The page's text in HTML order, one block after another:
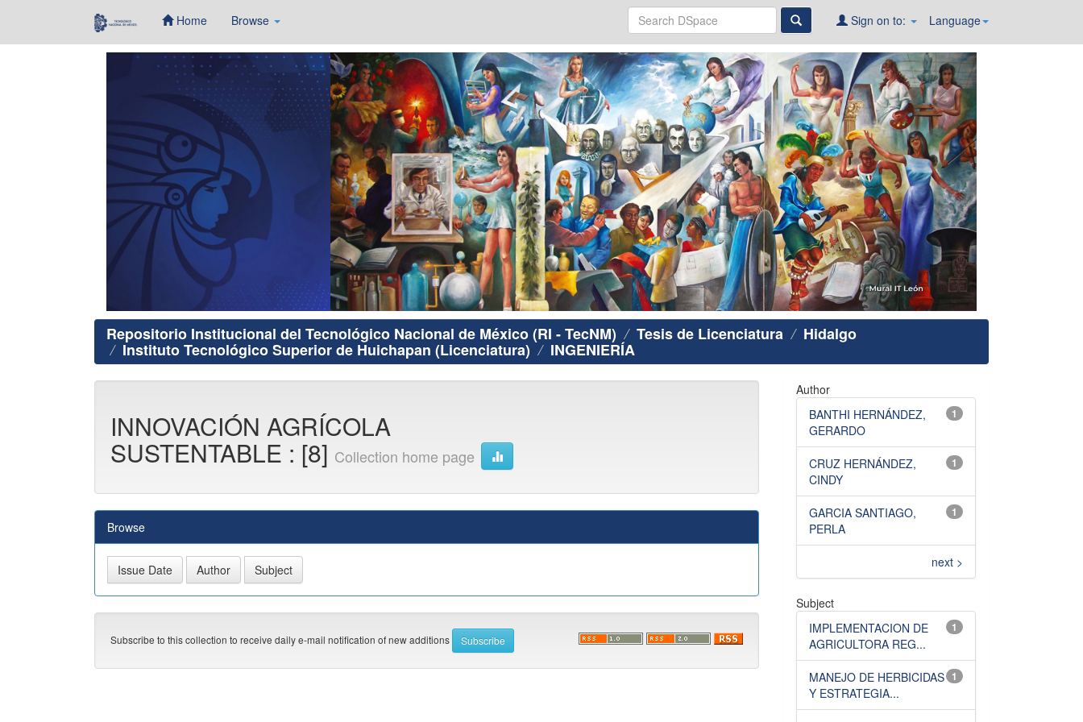
Home Browse Language
Sign on to:
Repositorio Institucional del Tecnológico Nacional de México (RI - TecNM) Tesis de Licenciatura Hidalgo
Instituto Tecnológico Superior de Huichapan (Licenciatura) INGENIERÍA
INNOVACIÓN AGRÍCOLA
SUSTENTABLE : [8] Collection home page
Browse
Subscribe to this collection to receive daily e-mail notification of new additions
Author
1
BANTHI HERNÁNDEZ,
GERARDO
1
CRUZ HERNÁNDEZ,
CINDY
1
GARCIA SANTIAGO,
PERLA
next >
Subject
1
IMPLEMENTACION DE
AGRICULTORA REG...
1
MANEJO DE HERBICIDAS
Y ESTRATEGIA...